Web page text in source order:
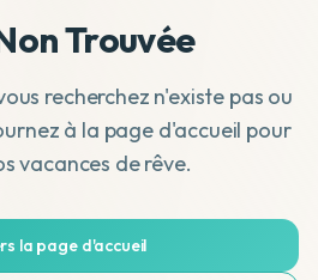
Trouvée
recherchez n'existe pas ou
à la page d'accueil pour
vacances de rêve.
la page d'accueil